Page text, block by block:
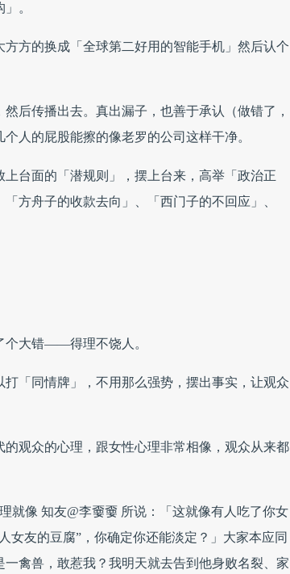
。
方的换成「全球第二好用的智能手机」然后认个
后传播出去。真出漏子，也善于承认（做错了，
人的屁股能擦的像老罗的公司这样干净。
台面的「潜规则」，摆上台来，高举「政治正
方舟子的收款去向」、「西门子的不回应」、
个大错——得理不饶人。
「同情牌」，不用那么强势，摆出事实，让观众
观众的心理，跟女性心理非常相像，观众从来都
就像 知友@李嫑嫑 所说：「这就像有人吃了你女
友的豆腐”，你确定你还能淡定？」 大家本应同
禽兽，敢惹我？我明天就去告到他身败名裂、家